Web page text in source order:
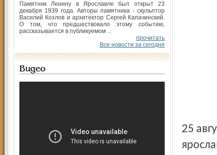
Памятник Ленину в Ярославле был открыт 23
декабря 1939 года. Авторы памятника - скульптор
Василий Козлов и архитектор Сергей Капачинский.
О том, что предшествовало этому событию,
рассказывается в публикуемом ...
прочитать
Все новости за сегодня
Видео
25 августа, в четверг, в гостях у рыбинцев замечательный